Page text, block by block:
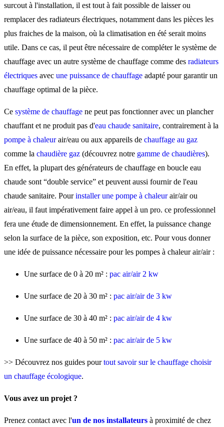
surcout à l'installation, il est tout à fait possible de laisser ou
remplacer des radiateurs électriques, notamment dans les pièces les
plus fraiches de la maison, où la climatisation en été serait moins
utile. Dans ce cas, il peut être nécessaire de compléter le système de
chauffage avec un autre système de chauffage comme des radiateurs
électriques avec une puissance de chauffage adapté pour garantir un
chauffage optimal de la pièce.
Ce système de chauffage ne peut pas fonctionner avec un plancher
chauffant et ne produit pas d'eau chaude sanitaire, contrairement à la
pompe à chaleurair/eau ou aux appareils de chauffage au gaz
comme la chaudière gaz (découvrez notre gamme de chaudières).
En effet, la plupart des générateurs de chauffage en boucle eau
chaude sont “double service” et peuvent aussi fournir de l'eau
chaude sanitaire. Pourinstaller une pompe à chaleurair/air ou
air/eau, il faut impérativement faire appel à un pro. ce professionnel
fera une étude de dimensionnement. En effet, la puissance change
selon la surface de la pièce, son exposition, etc. Pour vous donner
une idée de puissance nécessaire pour les pompes à chaleur air/air :
Une surface de 0 à 20 m² : pac air/air 2 kw
Une surface de 20 à 30 m² : pac air/air de 3 kw
Une surface de 30 à 40 m² : pac air/air de 4 kw
Une surface de 40 à 50 m² : pac air/air de 5 kw
>> Découvrez nos guides pourtout savoir sur le chauffage choisir
un chauffage écologique.
Vous avez un projet ?
Prenez contact avec l'un de nos installateurs à proximité de chez